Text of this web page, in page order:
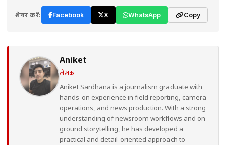
शेयर करें: Facebook X WhatsApp Copy
Aniket
लेखक
Aniket Sardhana is a journalism graduate with
hands-on experience in field reporting, camera
operations, and news production. With a strong
understanding of newsroom workflows and on-
ground storytelling, he has developed a
practical and detail-oriented approach to